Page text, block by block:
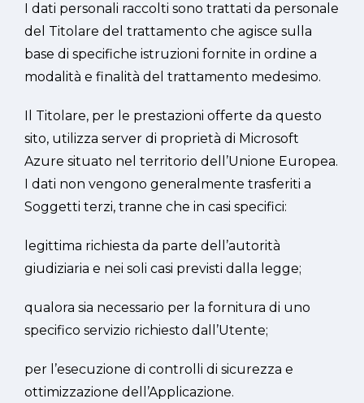
I dati personali raccolti sono trattati da personale
del Titolare del trattamento che agisce sulla
base di specifiche istruzioni fornite in ordine a
modalità e finalità del trattamento medesimo.
Il Titolare, per le prestazioni offerte da questo
sito, utilizza server di proprietà di Microsoft
Azure situato nel territorio dell’Unione Europea.
I dati non vengono generalmente trasferiti a
Soggetti terzi, tranne che in casi specifici:
legittima richiesta da parte dell’autorità
giudiziaria e nei soli casi previsti dalla legge;
qualora sia necessario per la fornitura di uno
specifico servizio richiesto dall’Utente;
per l’esecuzione di controlli di sicurezza e
ottimizzazione dell’Applicazione.